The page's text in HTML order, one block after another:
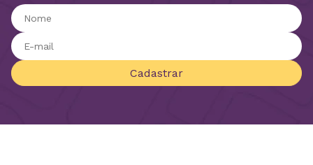
Cadastrar